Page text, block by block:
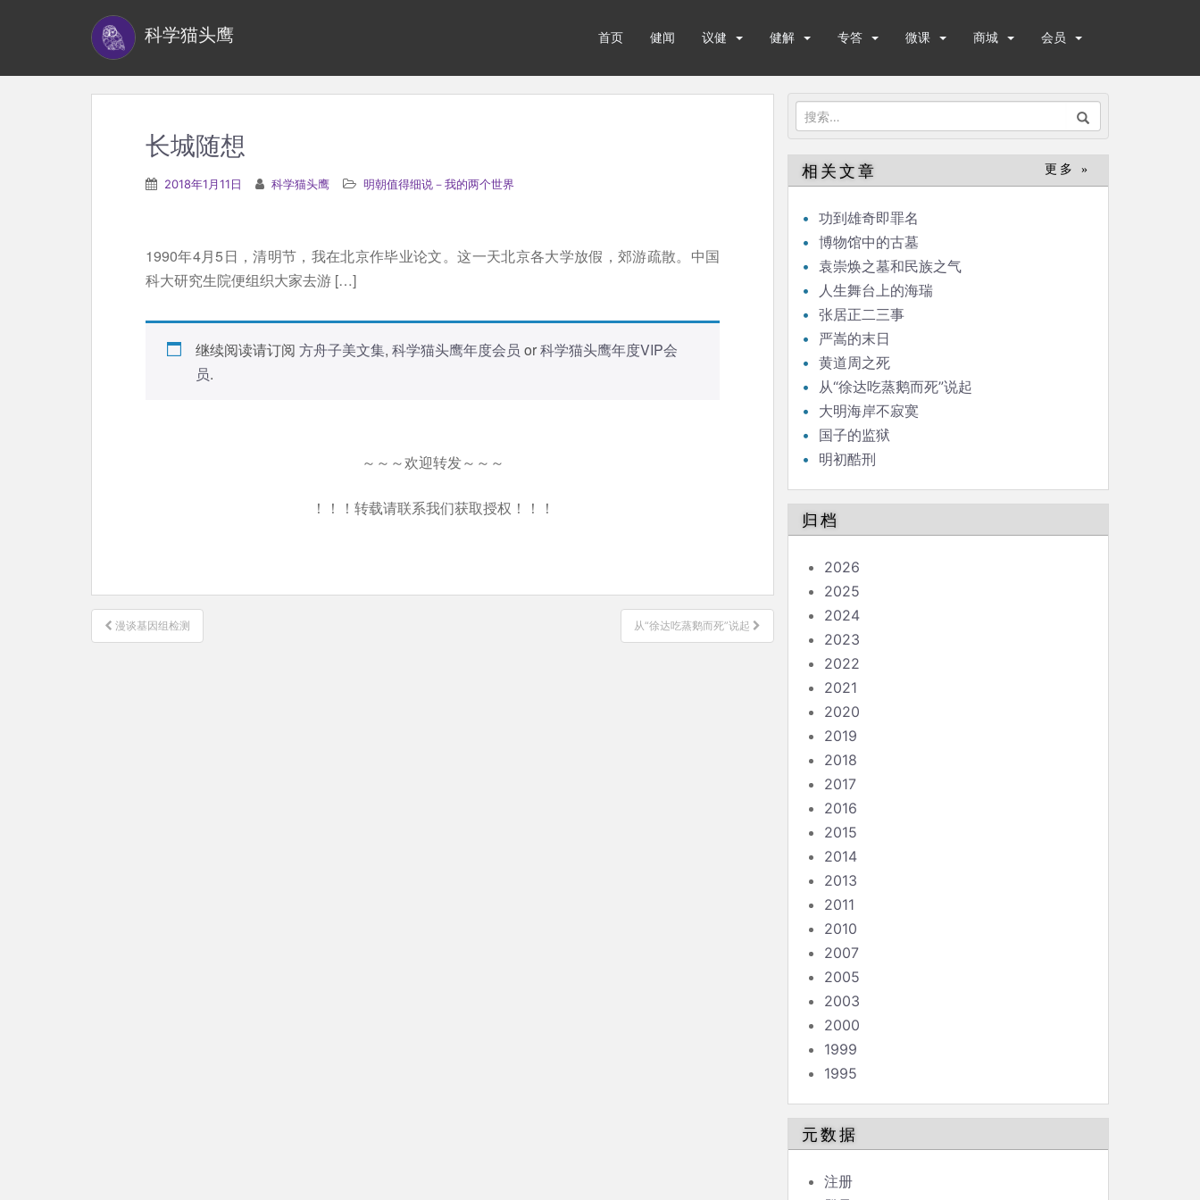
科学猫头鹰 首页 健闻 议健 健解 专答 微课 商城 会员
搜
索：
长城随想
2018年1月11日 科学猫头鹰 明朝值得细说－我的两个世界
1990年4月5日，清明节，我在北京作毕业论文。这一天北京各大学放假，郊游疏散。中国
科大研究生院便组织大家去游 […]
继续阅读请订阅 方舟子美文集, 科学猫头鹰年度会员 or科学猫头鹰年度VIP会
员.
～～～欢迎转发～～～
！！！转载请联系我们获取授权！！！
文
章
漫谈基因组检测 从“徐达吃蒸鹅而死”说起
相关文章 更多 »
功到雄奇即罪名
博物馆中的古墓
袁崇焕之墓和民族之气
人生舞台上的海瑞
张居正二三事
严嵩的末日
黄道周之死
从“徐达吃蒸鹅而死”说起
大明海岸不寂寞
国子的监狱
明初酷刑
归档
2026
2025
2024
2023
2022
2021
2020
2019
2018
2017
2016
2015
2014
2013
2011
2010
2007
2005
2003
2000
1999
1995
元数据
注册